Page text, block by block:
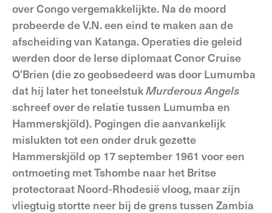
over Congo vergemakkelijkte. Na de moord
probeerde de V.N. een eind te maken aan de
afscheiding van Katanga. Operaties die geleid
werden door de Ierse diplomaat Conor Cruise
O’Brien (die zo geobsedeerd was door Lumumba
dat hij later het toneelstukMurderous Angels
schreef over de relatie tussen Lumumba en
Hammerskjöld). Pogingen die aanvankelijk
mislukten tot een onder druk gezette
Hammerskjöld op 17 september 1961 voor een
ontmoeting met Tshombe naar het Britse
protectoraat Noord-Rhodesië vloog, maar zijn
vliegtuig stortte neer bij de grens tussen Zambia